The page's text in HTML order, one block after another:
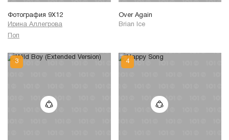
Фотография 9Х12
Ирина Аллегрова
Поп
Over Again
Brian Ice